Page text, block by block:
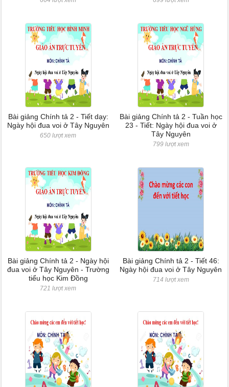
Bài giảng Chính tả 2 - Tiết dạy:
Ngày hội đua voi ở Tây Nguyên
650 lượt xem
Bài giảng Chính tả 2 - Tuần học
23 - Tiết: Ngày hội đua voi ở
Tây Nguyên
799 lượt xem
Bài giảng Chính tả 2 - Ngày hội
đua voi ở Tây Nguyên - Trường
tiểu học Kim Đồng
721 lượt xem
Bài giảng Chính tả 2 - Tiết 46:
Ngày hội đua voi ở Tây Nguyên
714 lượt xem